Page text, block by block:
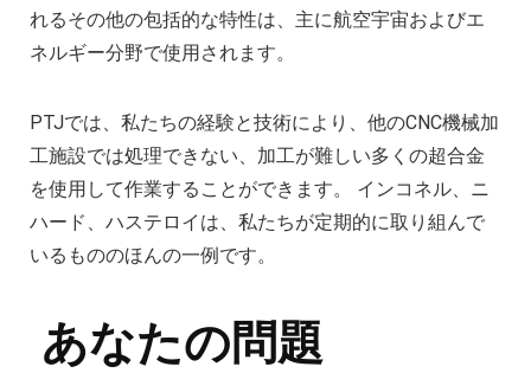
れるその他の包括的な特性は、主に航空宇宙およびエ
ネルギー分野で使用されます。
PTJでは、私たちの経験と技術により、他のCNC機械加
工施設では処理できない、加工が難しい多くの超合金
を使用して作業することができます。 インコネル、ニ
ハード、ハステロイは、私たちが定期的に取り組んで
いるもののほんの一例です。
あなたの問題